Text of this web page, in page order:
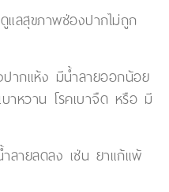
ลสุขภาพช่องปากไม่ถูก
ปากแห้ง มีน้ำลายออกน้อย
บาหวาน โรคเบาจืด หรือ มี
ำลายลดลง เช่น ยาแก้แพ้